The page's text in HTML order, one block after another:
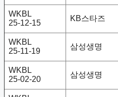
WKBL
25-12-15
KB스타즈
WKBL
25-11-19
삼성생명
WKBL
25-02-20
삼성생명